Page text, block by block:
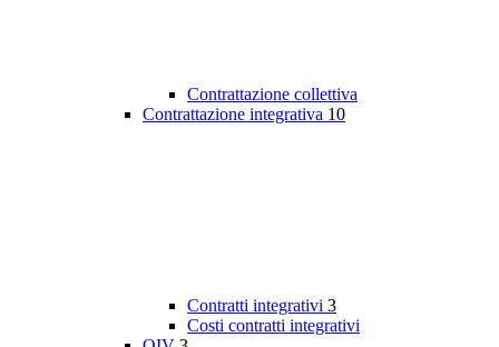
Contrattazione collettiva
Contrattazione integrativa 10
Contratti integrativi 3
Costi contratti integrativi